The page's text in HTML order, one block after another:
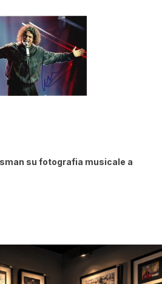
su fotografia musicale a